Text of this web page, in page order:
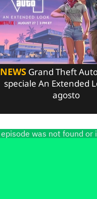
NEWS Grand Theft
speciale An Extended
agosto